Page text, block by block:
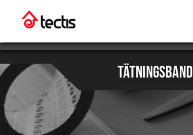
TÄTNINGSBAND